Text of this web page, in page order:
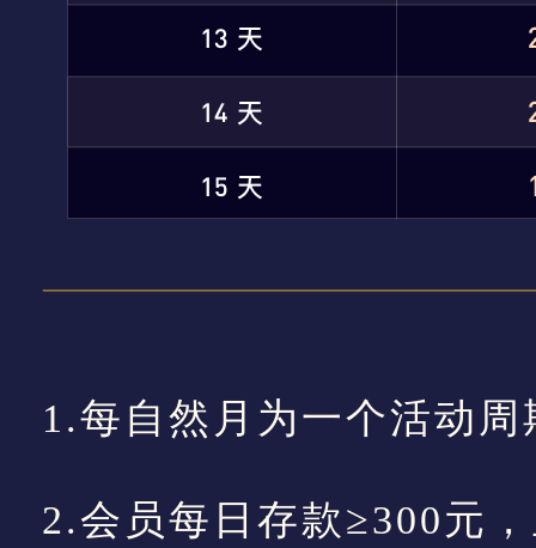
1.每自然月为一个活动
2.会员每日存款≥300元